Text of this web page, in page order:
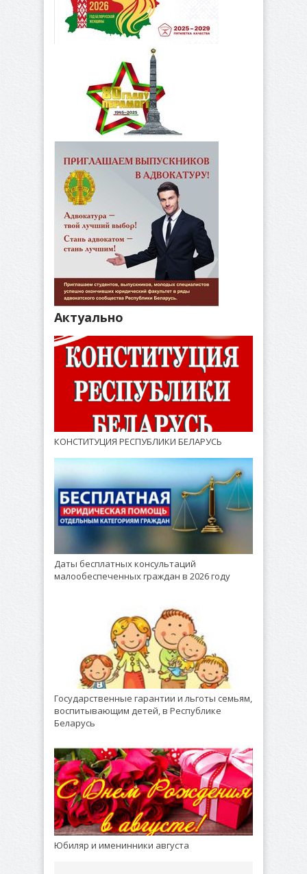
Актуально
КОНСТИТУЦИЯ РЕСПУБЛИКИ БЕЛАРУСЬ
Даты бесплатных консультаций
малообеспеченных граждан в 2026 году
Государственные гарантии и льготы семьям,
воспитывающим детей, в Республике
Беларусь
Юбиляр и именинники августа